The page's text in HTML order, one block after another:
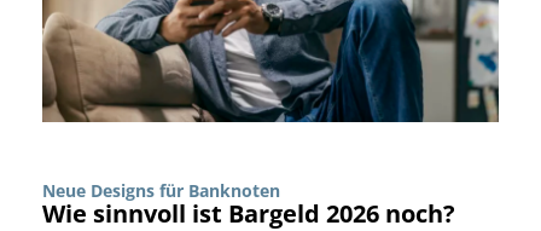
Neue Designs für Banknoten
Wie sinnvoll ist Bargeld 2026 noch?